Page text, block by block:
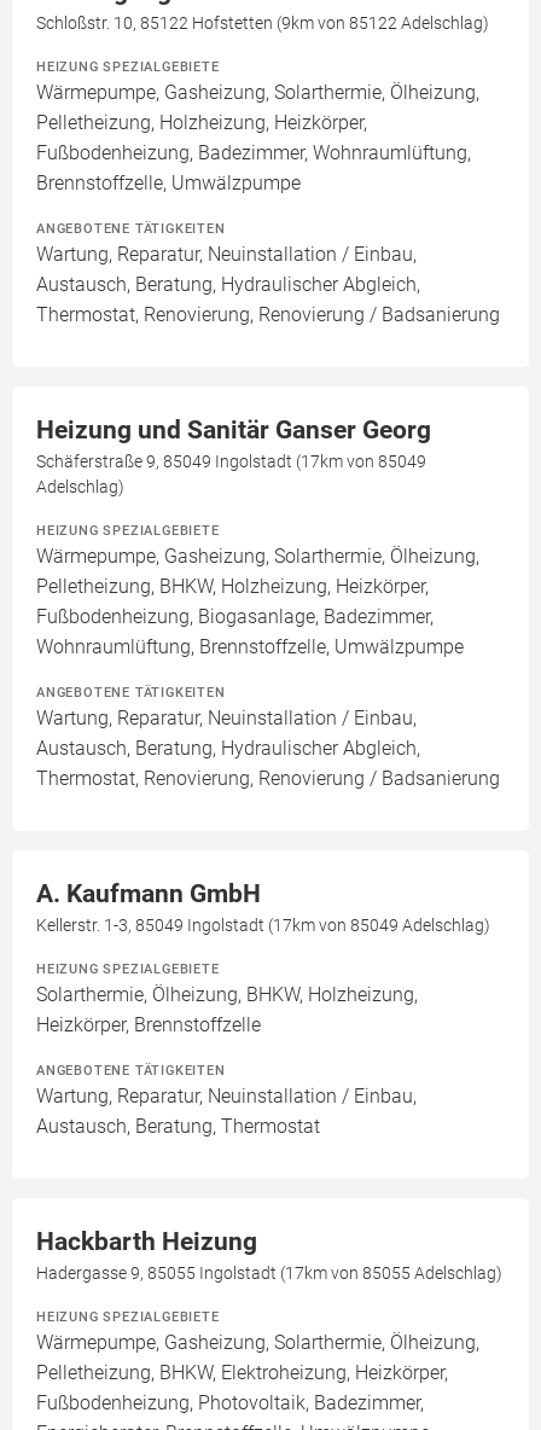
Schloßstr. 10, 85122 Hofstetten (9km von 85122 Adelschlag)
HEIZUNG SPEZIALGEBIETE
Wärmepumpe, Gasheizung, Solarthermie, Ölheizung,
Pelletheizung, Holzheizung, Heizkörper,
Fußbodenheizung, Badezimmer, Wohnraumlüftung,
Brennstoffzelle, Umwälzpumpe
ANGEBOTENE TÄTIGKEITEN
Wartung, Reparatur, Neuinstallation / Einbau,
Austausch, Beratung, Hydraulischer Abgleich,
Thermostat, Renovierung, Renovierung / Badsanierung
Heizung und Sanitär Ganser Georg
Schäferstraße 9, 85049 Ingolstadt (17km von 85049
Adelschlag)
HEIZUNG SPEZIALGEBIETE
Wärmepumpe, Gasheizung, Solarthermie, Ölheizung,
Pelletheizung, BHKW, Holzheizung, Heizkörper,
Fußbodenheizung, Biogasanlage, Badezimmer,
Wohnraumlüftung, Brennstoffzelle, Umwälzpumpe
ANGEBOTENE TÄTIGKEITEN
Wartung, Reparatur, Neuinstallation / Einbau,
Austausch, Beratung, Hydraulischer Abgleich,
Thermostat, Renovierung, Renovierung / Badsanierung
A. Kaufmann GmbH
Kellerstr. 1-3, 85049 Ingolstadt (17km von 85049 Adelschlag)
HEIZUNG SPEZIALGEBIETE
Solarthermie, Ölheizung, BHKW, Holzheizung,
Heizkörper, Brennstoffzelle
ANGEBOTENE TÄTIGKEITEN
Wartung, Reparatur, Neuinstallation / Einbau,
Austausch, Beratung, Thermostat
Hackbarth Heizung
Hadergasse 9, 85055 Ingolstadt (17km von 85055 Adelschlag)
HEIZUNG SPEZIALGEBIETE
Wärmepumpe, Gasheizung, Solarthermie, Ölheizung,
Pelletheizung, BHKW, Elektroheizung, Heizkörper,
Fußbodenheizung, Photovoltaik, Badezimmer,